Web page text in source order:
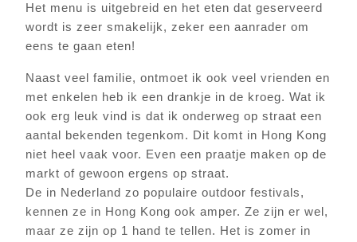
Het menu is uitgebreid en het eten dat geserveerd
wordt is zeer smakelijk, zeker een aanrader om
eens te gaan eten!
Naast veel familie, ontmoet ik ook veel vrienden en
met enkelen heb ik een drankje in de kroeg. Wat ik
ook erg leuk vind is dat ik onderweg op straat een
aantal bekenden tegenkom. Dit komt in Hong Kong
niet heel vaak voor. Even een praatje maken op de
markt of gewoon ergens op straat.
De in Nederland zo populaire outdoor festivals,
kennen ze in Hong Kong ook amper. Ze zijn er wel,
maar ze zijn op 1 hand te tellen. Het is zomer in